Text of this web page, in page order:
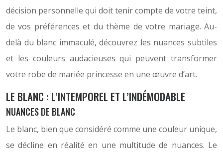
décision personnelle qui doit tenir compte de votre teint,
de vos préférences et du thème de votre mariage. Au-
delà du blanc immaculé, découvrez les nuances subtiles
et les couleurs audacieuses qui peuvent transformer
votre robe de mariée princesse en une œuvre d’art.
LE BLANC : L’INTEMPOREL ET L’INDÉMODABLE
NUANCES DE BLANC
Le blanc, bien que considéré comme une couleur unique,
se décline en réalité en une multitude de nuances. Le